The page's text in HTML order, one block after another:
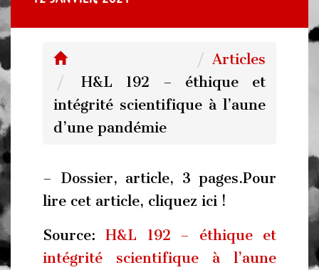
Articles
H&L 192 – éthique et
intégrité scientifique à l’aune
d’une pandémie
– Dossier, article, 3 pages.Pour
lire cet article, cliquez ici !
Source: H&L 192 – éthique et
intégrité scientifique à l’aune